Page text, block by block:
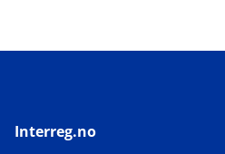
Interreg.no